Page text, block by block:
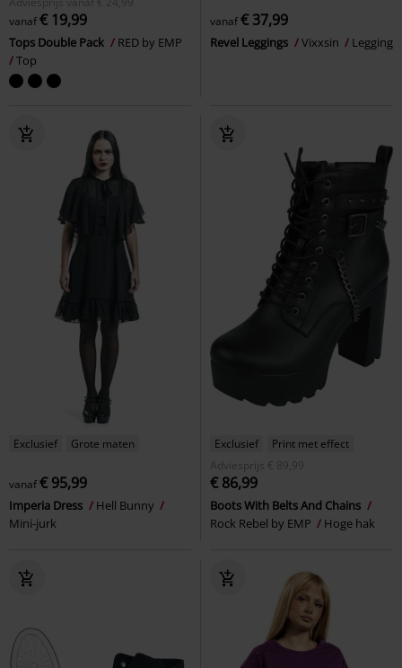
vanaf€ 19,99
Tops Double Pack
RED by EMP
Top
vanaf€ 37,99
Revel Leggings Vixxsin Legging
Exclusief Grote maten
vanaf€ 95,99
Imperia Dress
Hell Bunny
Mini-jurk
Exclusief
Print met effect
Adviesprijs
€ 89,99
€ 86,99
Boots With Belts And Chains
Rock Rebel by EMP
Hoge hak